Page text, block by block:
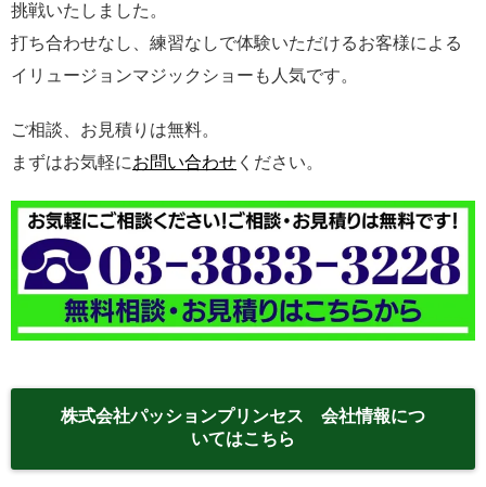
挑戦いたしました。
打ち合わせなし、練習なしで体験いただけるお客様による
イリュージョンマジックショーも人気です。
ご相談、お見積りは無料。
まずはお気軽にお問い合わせ ください。
株式会社パッションプリンセス 会社情報につ
いてはこちら